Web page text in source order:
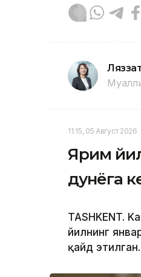
11:15, 05 Август 2026
Ярим
дунёга
TASHKENT.
йилнинг
қайд этилган.